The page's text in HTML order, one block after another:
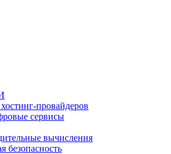
провайдеров
сервисы
вычисления
безопасность